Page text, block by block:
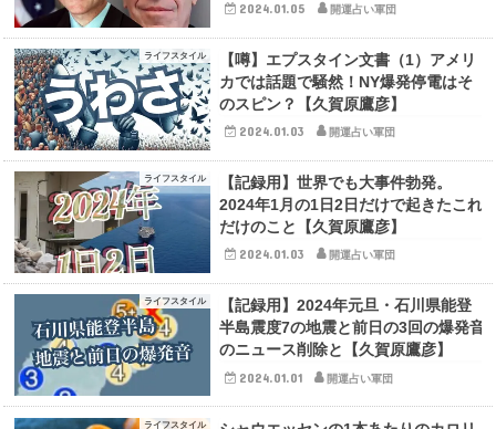
2024.01.05 開運占い軍団
ライフスタイル
【噂】エプスタイン文書（1）アメリ
カでは話題で騒然！NY爆発停電はそ
のスピン？【久賀原鷹彦】
2024.01.03 開運占い軍団
ライフスタイル
【記録用】世界でも大事件勃発。
2024年1月の1日2日だけで起きたこれ
だけのこと【久賀原鷹彦】
2024.01.03 開運占い軍団
ライフスタイル
【記録用】2024年元旦・石川県能登
半島震度7の地震と前日の3回の爆発音
のニュース削除と【久賀原鷹彦】
2024.01.01 開運占い軍団
ライフスタイル